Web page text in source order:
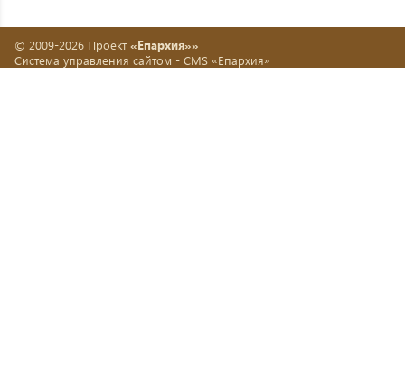
© 2009-2026 Проект «Епархия»»
Система управления сайтом - CMS «Епархия»